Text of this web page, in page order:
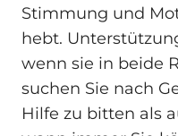
Stimmung und
hebt.
wenn sie in beide
suchen Sie nach
Hilfe zu bitten als